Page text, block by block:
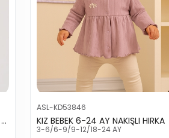
KIZ BEBEK 3-12 AY MOONFLOWER TOKALI ELBİSE
ASL-KD53846
KIZ BEBEK 6-24 AY NAKIŞLI HIRKA
3-6/6-9/9-12/18-24 AY